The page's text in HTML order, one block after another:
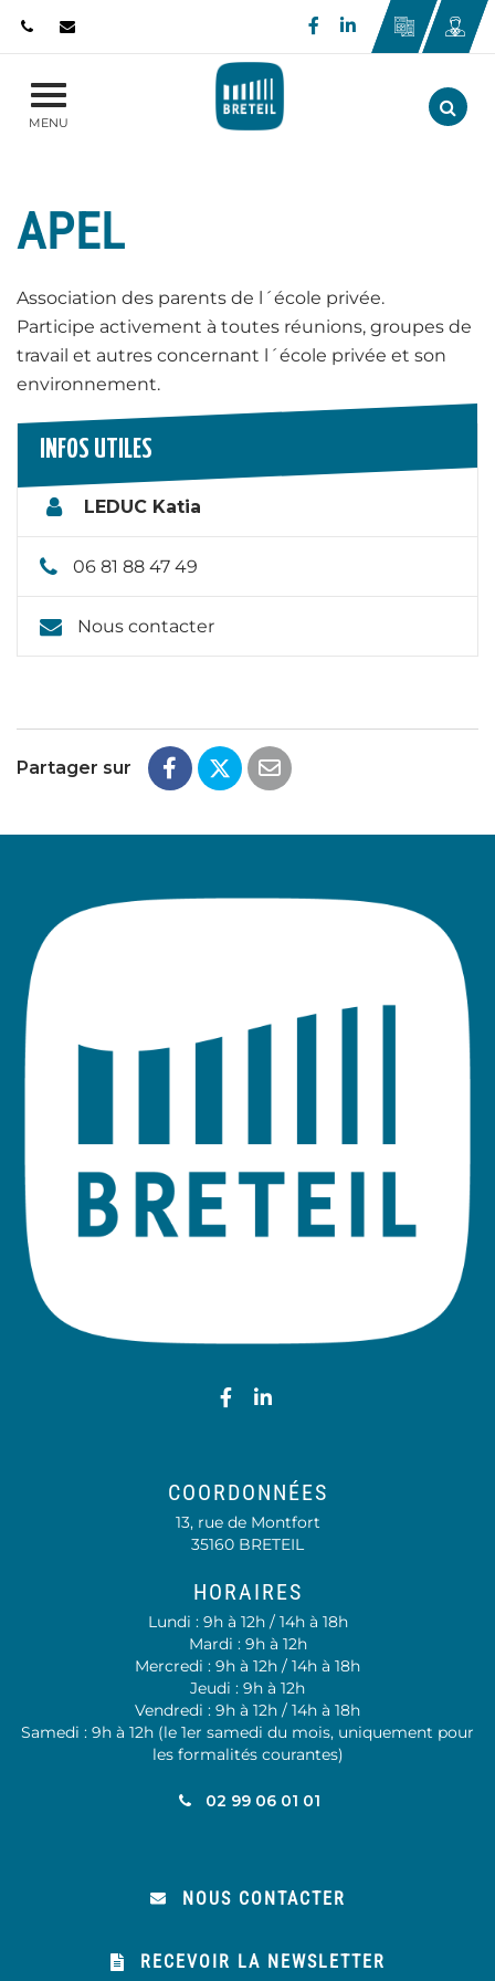
Lien vers le compte
Lien vers le
MENU Aller
APEL
Association des parents de l´école privée.
Participe activement à toutes réunions, groupes de
travail et autres concernant l´école privée et son
environnement.
INFOS UTILES
LEDUC Katia
06 81 88 47 49
Nous contacter
Partager sur
Lien vers le compte
Lien vers le compte
COORDONNÉES
13, rue de Montfort
35160 BRETEIL
HORAIRES
Lundi : 9h à 12h / 14h à 18h
Mardi : 9h à 12h
Mercredi : 9h à 12h / 14h à 18h
Jeudi : 9h à 12h
Vendredi : 9h à 12h / 14h à 18h
Samedi : 9h à 12h (le 1er samedi du mois, uniquement pour
les formalités courantes)
02 99 06 01 01
NOUS CONTACTER
RECEVOIR LA NEWSLETTER